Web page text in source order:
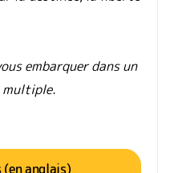
embarquer dans un
multiple.
anglais)